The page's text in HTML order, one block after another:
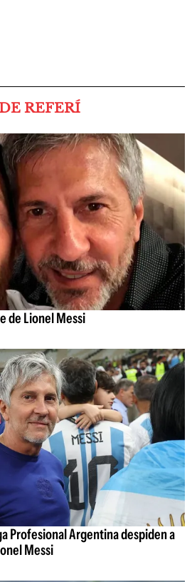
REFERÍ
de Lionel Messi
Profesional Argentina despiden a
Messi